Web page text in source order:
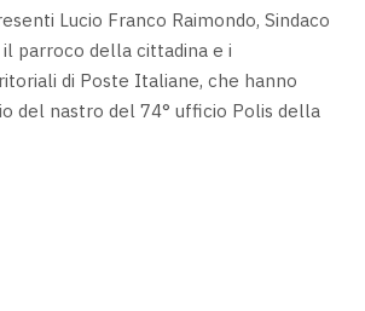
Lucio Franco Raimondo, Sindaco
parroco della cittadina e i
di Poste Italiane, che hanno
del nastro del 74° ufficio Polis della